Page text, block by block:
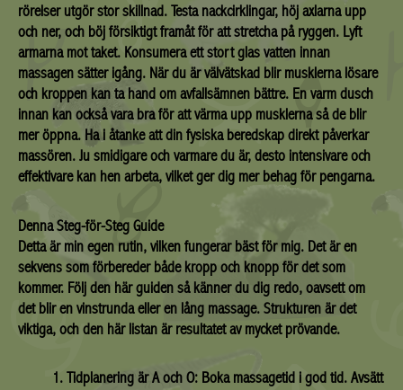
rörelser utgör stor skillnad. Testa nackcirklingar, höj axlarna upp
och ner, och böj försiktigt framåt för att stretcha på ryggen. Lyft
armarna mot taket. Konsumera ett stort glas vatten innan
massagen sätter igång. När du är välvätskad blir musklerna lösare
och kroppen kan ta hand om avfallsämnen bättre. En varm dusch
innan kan också vara bra för att värma upp musklerna så de blir
mer öppna. Ha i åtanke att din fysiska beredskap direkt påverkar
massören. Ju smidigare och varmare du är, desto intensivare och
effektivare kan hen arbeta, vilket ger dig mer behag för pengarna.
Denna Steg-för-Steg Guide
Detta är min egen rutin, vilken fungerar bäst för mig. Det är en
sekvens som förbereder både kropp och knopp för det som
kommer. Följ den här guiden så känner du dig redo, oavsett om
det blir en vinstrunda eller en lång massage. Strukturen är det
viktiga, och den här listan är resultatet av mycket prövande.
Tidplanering är A och O: Boka massagetid i god tid. Avsätt